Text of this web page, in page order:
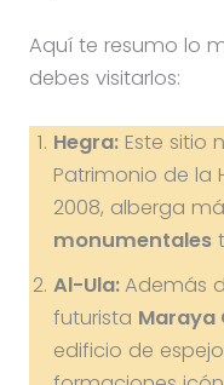
Aquí te resumo lo
debes visitarlos:
Hegra:Este sitio
Patrimonio de la
2008, alberga
monumentales
Al-Ula:Además
futurista Maraya
edificio de